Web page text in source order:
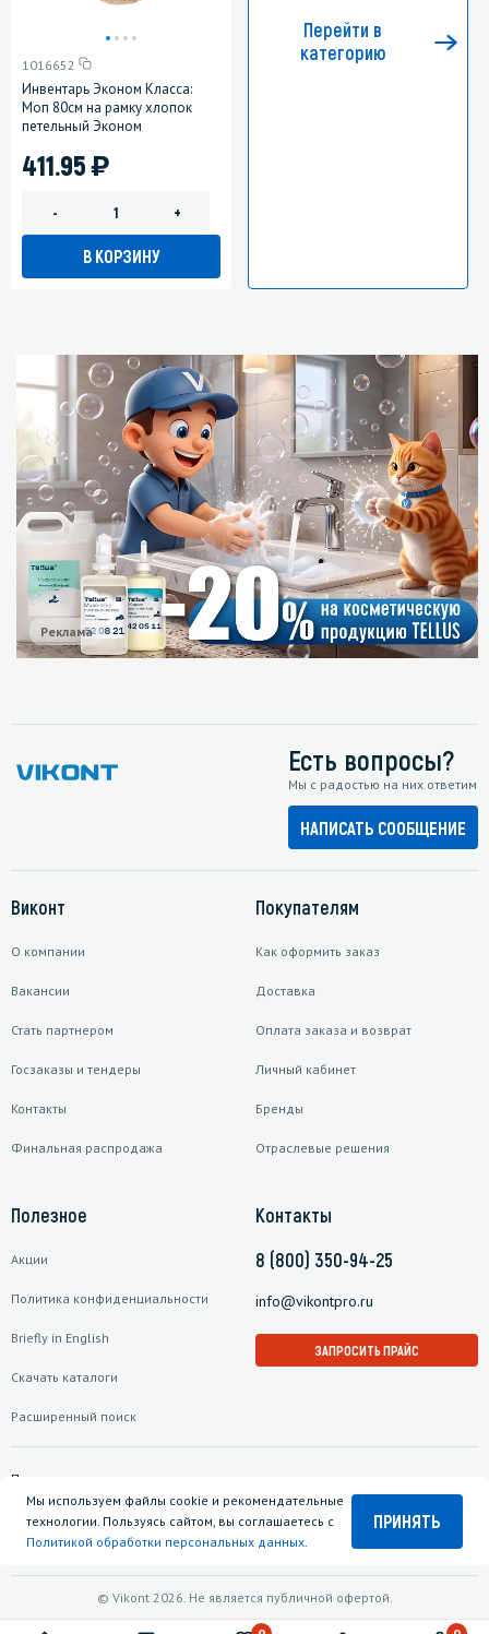
1016652
Инвентарь Эконом Класса:
Моп 80см на рамку хлопок
петельный Эконом
411.95)
- +
В КОРЗИНУ
Перейти в
категорию
Реклама
Есть вопросы?
Мы с радостью на них ответим
НАПИСАТЬ СООБЩЕНИЕ
Виконт
О компании
Вакансии
Стать партнером
Госзаказы и тендеры
Контакты
Финальная распродажа
Покупателям
Как оформить заказ
Доставка
Оплата заказа и возврат
Личный кабинет
Бренды
Отраслевые решения
Полезное
Акции
Политика конфиденциальности
Briefly in English
Скачать каталоги
Расширенный поиск
Контакты
8 (800) 350-94-25
info@vikontpro.ru
ЗАПРОСИТЬ ПРАЙС
© Vikont 2026. Не является публичной офертой.
Подписаться на рассылку
Мы используем файлы cookie и рекомендательные
технологии. Пользуясь сайтом, вы соглашаетесь с
Политикой обработки персональных данных.
ПРИНЯТЬ